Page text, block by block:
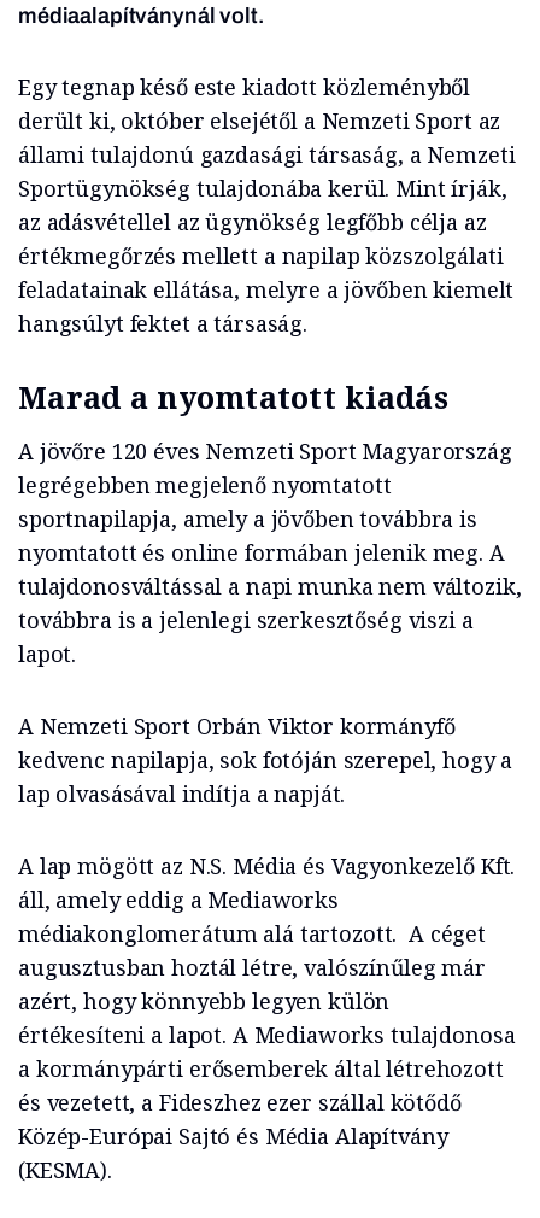
médiaalapítványnál volt.
Egy tegnap késő este kiadott közleményből
derült ki, október elsejétől a Nemzeti Sport az
állami tulajdonú gazdasági társaság, a Nemzeti
Sportügynökség tulajdonába kerül. Mint írják,
az adásvétellel az ügynökség legfőbb célja az
értékmegőrzés mellett a napilap közszolgálati
feladatainak ellátása, melyre a jövőben kiemelt
hangsúlyt fektet a társaság.
Marad a nyomtatott kiadás
A jövőre 120 éves Nemzeti Sport Magyarország
legrégebben megjelenő nyomtatott
sportnapilapja, amely a jövőben továbbra is
nyomtatott és online formában jelenik meg. A
tulajdonosváltással a napi munka nem változik,
továbbra is a jelenlegi szerkesztőség viszi a
lapot.
A Nemzeti Sport Orbán Viktor kormányfő
kedvenc napilapja, sok fotóján szerepel, hogy a
lap olvasásával indítja a napját.
A lap mögött az N.S. Média és Vagyonkezelő Kft.
áll, amely eddig a Mediaworks
médiakonglomerátum alá tartozott. A céget
augusztusban hoztál létre, valószínűleg már
azért, hogy könnyebb legyen külön
értékesíteni a lapot. A Mediaworks tulajdonosa
a kormánypárti erősemberek által létrehozott
és vezetett, a Fideszhez ezer szállal kötődő
Közép-Európai Sajtó és Média Alapítvány
(KESMA).